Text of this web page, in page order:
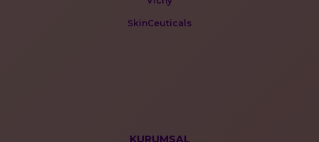
SkinCeuticals
KURUMSAL